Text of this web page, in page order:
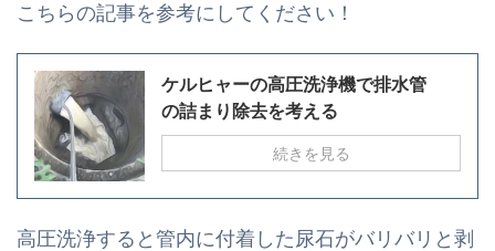
こちらの記事を参考にしてください！
ケルヒャーの高圧洗浄機で排水管
の詰まり除去を考える
続きを見る
高圧洗浄すると管内に付着した尿石がバリバリと剥